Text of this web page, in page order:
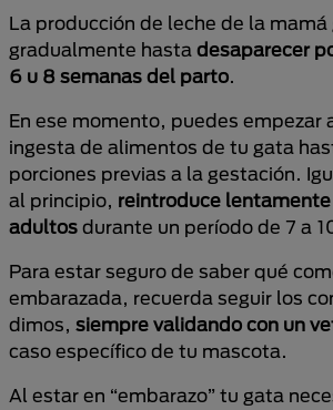
La producción de leche de la
gradualmente hasta desaparecer
6 u 8 semanas del parto.
En ese momento, puedes empezar
ingesta de alimentos de tu gata
porciones previas a la gestación.
al principio, reintroduce
adultos durante un período de 7 a
Para estar seguro de saber qué
embarazada, recuerda seguir los
dimos, siempre validando con un
caso específico de tu mascota.
Al estar en “embarazo” tu gata